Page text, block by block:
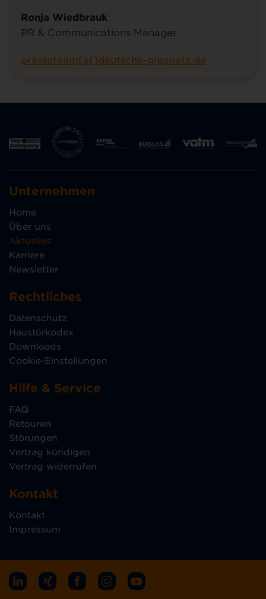
Ronja Wiedbrauk
PR & Communications Manager
presseteam[at]deutsche-giganetz.de
Unternehmen
Home
Über uns
Aktuelles
Karriere
Newsletter
Rechtliches
Datenschutz
Haustürkodex
Downloads
Cookie-Einstellungen
Hilfe & Service
FAQ
Retouren
Störungen
Vertrag kündigen
Vertrag widerrufen
Kontakt
Kontakt
Impressum